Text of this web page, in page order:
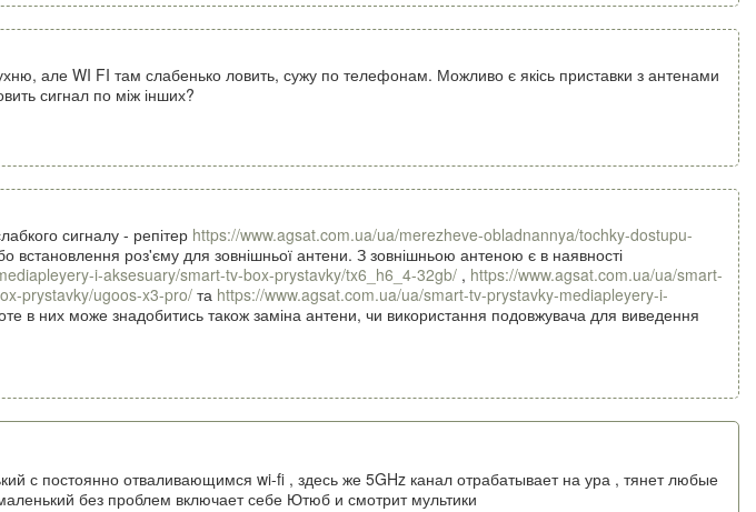
але WI FI там слабенько ловить, сужу по телефонам. Можливо є якісь приставки з антенами
сигнал по між інших?
сигналу - репітер https://www.agsat.com.ua/ua/merezheve-obladnannya/tochky-dostupu-
встановлення роз'єму для зовнішньої антени. З зовнішньою антеною є в наявності
i-aksesuary/smart-tv-box-prystavky/tx6_h6_4-32gb/, https://www.agsat.com.ua/ua/smart-
prystavky/ugoos-x3-pro/та https://www.agsat.com.ua/ua/smart-tv-prystavky-mediapleyery-i-
в них може знадобитись також заміна антени, чи використання подовжувача для виведення
с постоянно отваливающимся wi-fi , здесь же 5GHz канал отрабатывает на ура , тянет любые
без проблем включает себе Ютюб и смотрит мультики